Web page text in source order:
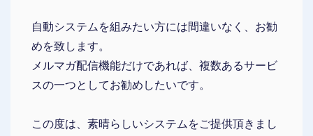
自動システムを組みたい方には間違いなく、お勧
めを致します。
メルマガ配信機能だけであれば、複数あるサービ
スの一つとしてお勧めしたいです。
この度は、素晴らしいシステムをご提供頂きまし